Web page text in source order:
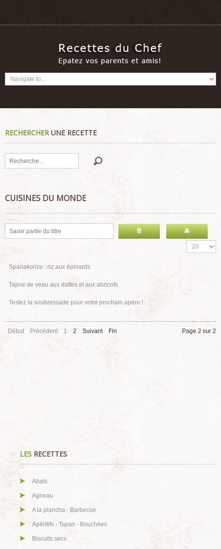
RECHERCHERUNE RECETTE
Rechercher
CUISINES DU MONDE
Spanakorizo : riz aux épinards
Tajine de veau aux dattes et aux abricots
Testez la soubressade pour votre prochain apéro !
Page 2 sur 2
Début Précédent 1 2 Suivant Fin
LES RECETTES
Abats
Agneau
A la plancha - Barbecue
Apéritifs - Tapas - Bouchées
Biscuits secs